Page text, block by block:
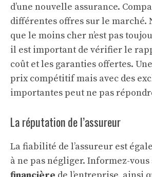
d’une nouvelle assurance.
différentes offres sur le marché.
que le moins cher n’est pas
il est important de vérifier le
coût et les garanties offertes.
prix compétitif mais avec des
importantes peut ne pas
La réputation de l’assureur
La fiabilité de l’assureur est
à ne pas négliger. Informez-vous